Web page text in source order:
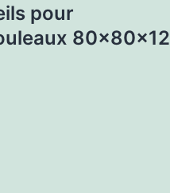
pour
80x80x12